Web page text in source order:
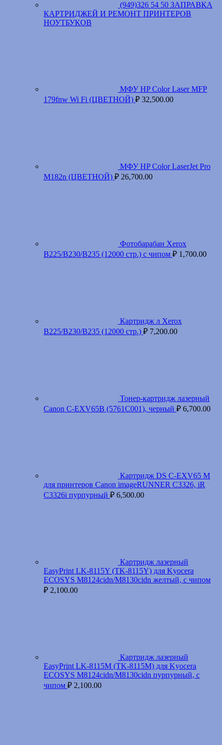
(949)326 54 50 ЗАПРАВКА
КАРТРИДЖЕЙ И РЕМОНТ ПРИНТЕРОВ
НОУТБУКОВ
МФУ HP Color Laser MFP
179fnw Wi Fi (ЦВЕТНОЙ) ₽ 32,500.00
МФУ HP Color LaserJet Pro
M182n (ЦВЕТНОЙ) ₽ 26,700.00
Фотобарабан Xerox
B225/B230/B235 (12000 стр.) с чипом ₽ 1,700.00
Картридж л Xerox
B225/B230/B235 (12000 стр.) ₽ 7,200.00
Тонер-картридж лазерный
Canon C-EXV65B (5761C001), черный ₽ 6,700.00
Картридж DS C-EXV65 M
для принтеров Canon imageRUNNER C3326, iR
C3326i пурпурный ₽ 6,500.00
Картридж лазерный
EasyPrint LK-8115Y (TK-8115Y) для Kyocera
ECOSYS M8124cidn/M8130cidn желтый, с чипом
₽ 2,100.00
Картридж лазерный
EasyPrint LK-8115M (TK-8115M) для Kyocera
ECOSYS M8124cidn/M8130cidn пурпурный, с
чипом ₽ 2,100.00